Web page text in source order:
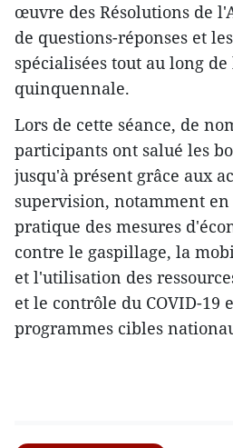
œuvre des Résolutions de
de questions-réponses et
spécialisées tout au long
quinquennale.
Lors de cette séance, de
participants ont salué les
jusqu'à présent grâce aux
supervision, notamment
pratique des mesures
contre le gaspillage, la
et l'utilisation des
et le contrôle du COVID-19
programmes cibles